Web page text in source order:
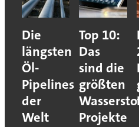
Die
längsten
Öl-
Pipelines
der
Welt
Top 10:
Das
sind die
größten
Projekte